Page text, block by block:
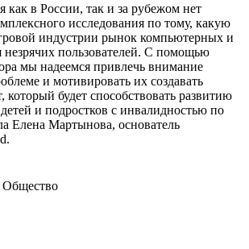
как в России, так и за рубежом нет
исследования по тому, какую
индустрии рынок компьютерных и
пользователей. С помощью
мы надеемся привлечь внимание
и мотивировать их создавать
который будет способствовать развитию
и подростков с инвалидностью по
Елена Мартынова, основатель